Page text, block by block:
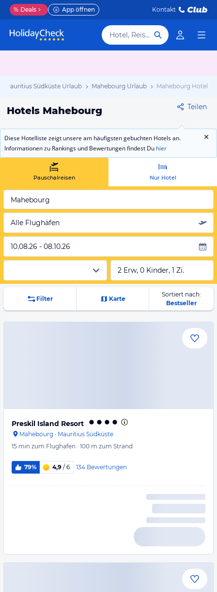
% Deals App öffnen Kontakt
Hotel, Reiseziel
Mauritius Südküste Urlaub Mahebourg Urlaub Mahebourg Hotels
Hotels Mahebourg Teilen
Diese Hotelliste zeigt unsere am häufigsten gebuchten Hotels an.
Informationen zu Rankings und Bewertungen findest Du hier
Pauschalreisen Nur Hotel
Mahebourg
Alle Flughäfen
10.08.26 - 08.10.26
2 Erw, 0 Kinder, 1 Zi.
Filter Karte
Sortiert nach:
Bestseller
Preskil Island Resort
Mahebourg · Mauritius Südküste
15 min zum Flughafen · 100 m zum Strand
79% 4,9 / 6 134 Bewertungen